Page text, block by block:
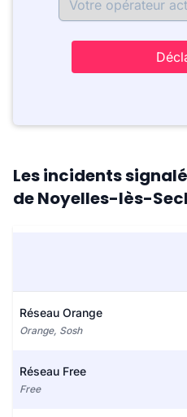
Les incidents
de Noyelles-lès-
Réseau Orange
Orange, Sosh
Réseau Free
Free